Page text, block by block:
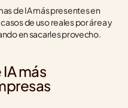
de IA más presentes en
de uso reales por área y
en sacarles provecho.
más